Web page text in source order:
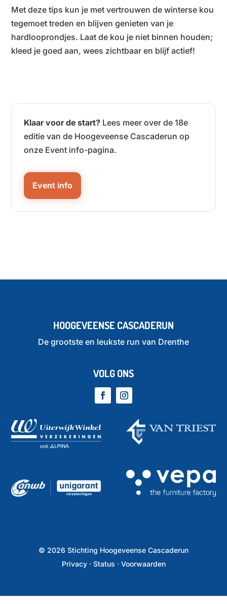
Met deze tips kun je met vertrouwen de winterse kou
tegemoet treden en blijven genieten van je
hardlooprondjes. Laat de kou je niet binnen houden;
kleed je goed aan, wees zichtbaar en blijf actief!
Klaar voor de start? Lees meer over de 18e
editie van de Hoogeveense Cascaderun op
onze Event info-pagina.
Event info
HOOGEVEENSE CASCADERUN
De grootste en leukste run van Drenthe
VOLG ONS
© 2026 Stichting Hoogeveense Cascaderun
Privacy· Status · Voorwaarden